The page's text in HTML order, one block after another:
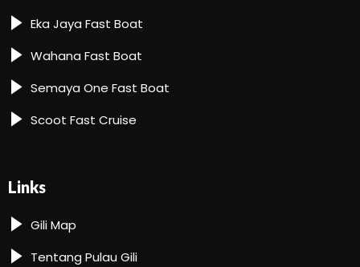
Eka Jaya Fast Boat
Wahana Fast Boat
Semaya One Fast Boat
Scoot Fast Cruise
Links
Gili Map
Tentang Pulau Gili